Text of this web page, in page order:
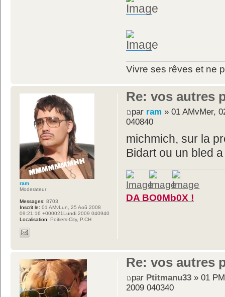
Vivre ses rêves et ne
Re: vos autres
par ram » 01 AMvMer,
040840
michmich, sur la
Bidart ou un bled
DA BO0Mb0X !
ram
Moderateur
Messages: 8703
Inscrit le: 01 AMvLun, 25 Aoû 2008
09:21:16 +000021Lundi 2009 040940
Localisation: Poitiers-City, P.CH
Re: vos autres
par Ptitmanu33 » 01
2009 040340